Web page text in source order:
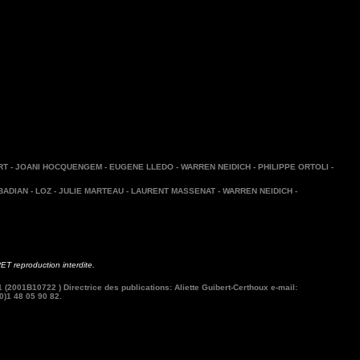
- JOANI HOCQUENGEM - EUGENE LLEDO - WARREN NEIDICH - PHILIPPE ORTOLI -
- LOZ - JULIE MARTEAU - LAURENT MASSENAT - WARREN NEIDICH -
reproduction interdite.
) Directrice des publications: Aliette Guibert-Certhoux e-mail:
48 05 90 82.